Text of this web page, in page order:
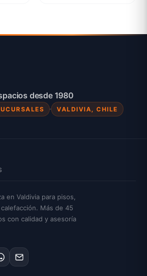
desde 1980
VALDIVIA, CHILE
en Valdivia para pisos,
Más de 45
con calidad y asesoría